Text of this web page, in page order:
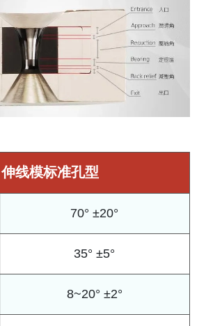
伸线模标准孔型
70° ±20°
35° ±5°
8~20° ±2°